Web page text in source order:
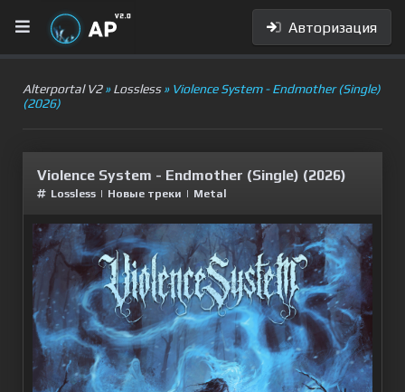
Авторизация
Alterportal V2»Lossless» Violence System - Endmother (Single)
(2026)
Violence System - Endmother (Single) (2026)
Lossless | Новые треки | Metal